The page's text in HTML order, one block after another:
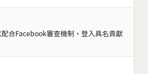
合Facebook審查機制，登入具名貢獻